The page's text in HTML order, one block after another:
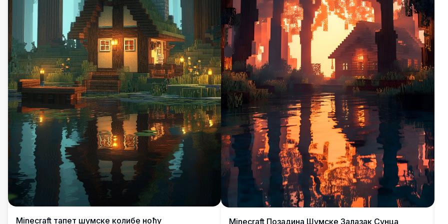
Minecraft тапет шумске колибе ноћу Minecraft Позадина Шумске Залазак Сунца